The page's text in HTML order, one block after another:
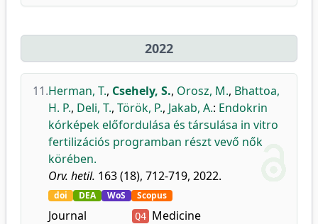
2022
11.Herman, T., Csehely, S., Orosz, M., Bhattoa,
H. P., Deli, T., Török, P., Jakab, A.: Endokrin
kórképek előfordulása és társulása in vitro
fertilizációs programban részt vevő nők
körében.
Orv. hetil. 163 (18), 712-719, 2022.
doi DEA WoS Scopus
Journal
Q4 Medicine